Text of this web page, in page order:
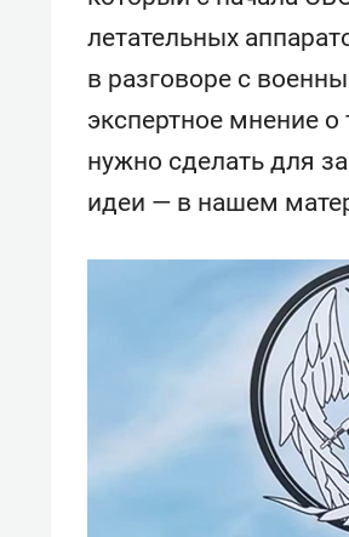
летательных
в разговоре с
экспертное мнение
нужно сделать для
идеи — в нашем